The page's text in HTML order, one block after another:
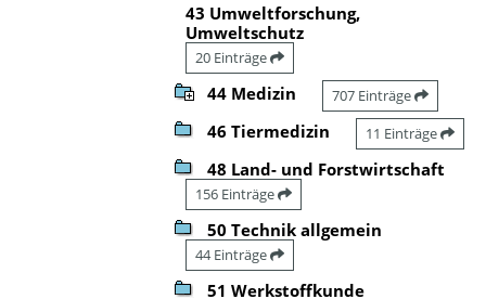
43 Umweltforschung,
Umweltschutz
20 Einträge
44 Medizin 707 Einträge
46 Tiermedizin 11 Einträge
48 Land- und Forstwirtschaft
156 Einträge
50 Technik allgemein
44 Einträge
51 Werkstoffkunde